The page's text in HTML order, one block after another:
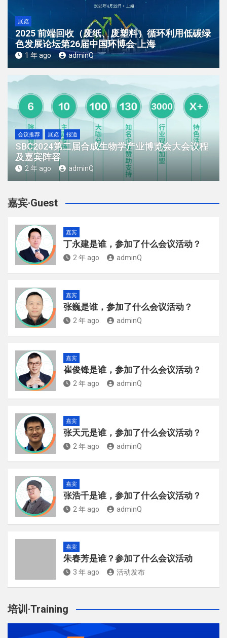
展览
2025 前端回收（废纸、废塑料）循环利用低碳绿
色发展论坛第26届中国环博会·上海
1 年 ago adminQ
会议推荐 展览 报道
SBC2024第二届合成生物学产业博览会大会议程
及嘉宾阵容
2 年 ago adminQ
嘉宾·Guest
嘉宾
丁永建是谁，参加了什么会议活动？
2 年 ago adminQ
嘉宾
张巍是谁，参加了什么会议活动？
2 年 ago adminQ
嘉宾
崔俊锋是谁，参加了什么会议活动？
2 年 ago adminQ
嘉宾
张天元是谁，参加了什么会议活动？
2 年 ago adminQ
嘉宾
张浩千是谁，参加了什么会议活动？
2 年 ago adminQ
嘉宾
朱春芳是谁？参加了什么会议活动
3 年 ago 活动发布
培训·Training